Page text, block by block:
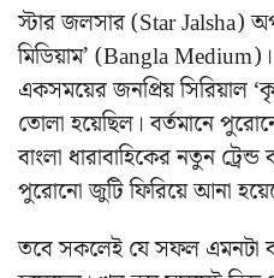
স্টার জলসার (Star Jalsha)
মিডিয়াম’ (Bangla
একসময়ের জনপ্রিয় সিরিয়াল
তোলা হয়েছিল। বর্তমানে
বাংলা ধারাবাহিকের নতুন
পুরোনো জুটি ফিরিয়ে আনা
তবে সকলেই যে সফল এমনটা